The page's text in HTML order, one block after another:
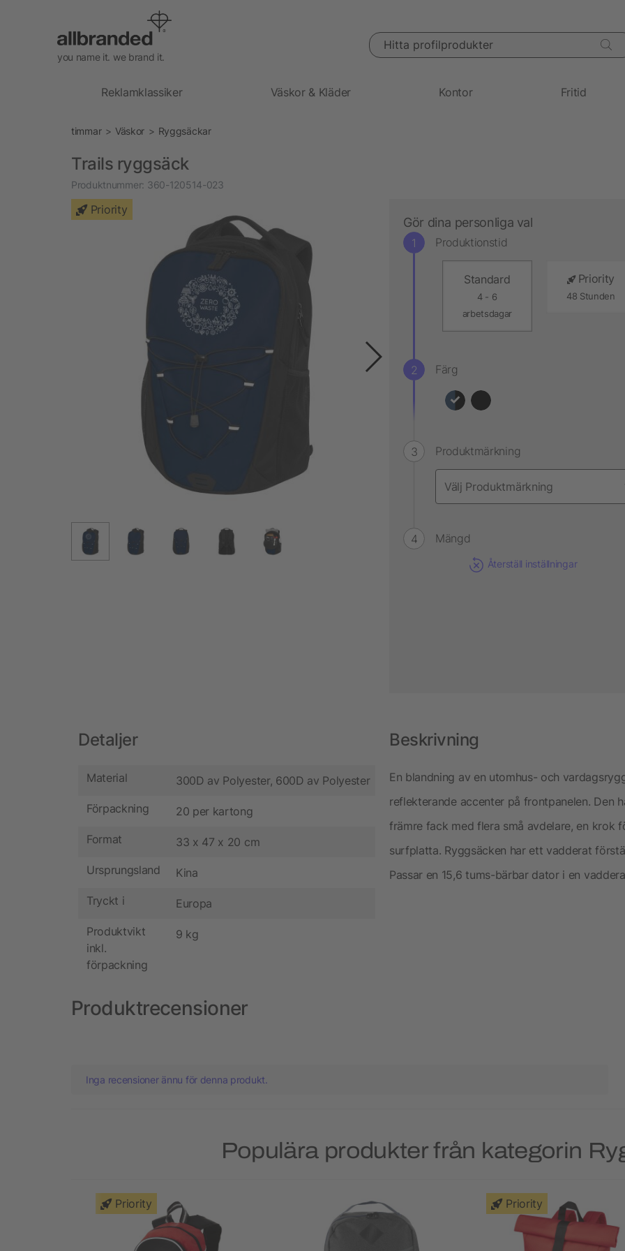
you name it. we brand it.
Hitta profilprodukter
Reklamklassiker Väskor & Kläder Kontor Fritid
timmar Väskor Ryggsäckar
Trails ryggsäck
Produktnummer: 360-120514-023
Priority
Gör dina personliga val
Produktionstid
Standard
4 - 6
arbetsdagar
Priority
48 Stunden
Färg
Produktmärkning
Mängd
Återställ inställningar
Detaljer
Material 300D av Polyester, 600D av Polyester
Förpackning 20 per kartong
Format 33 x 47 x 20 cm
Ursprungsland Kina
Tryckt i Europa
Produktvikt
inkl.
förpackning
9 kg
Beskrivning
En blandning av en utomhus- och
reflekterande accenter på frontpanelen. Den
främre fack med flera små avdelare, en krok
surfplatta. Ryggsäcken har ett vadderat
Passar en 15,6 tums-bärbar dator i en
Produktrecensioner
Inga recensioner ännu för denna produkt.
Populära produkter från kategorin
Priority Priority